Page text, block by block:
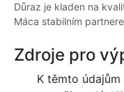
Důraz je kladen na
Máca stabilním
Zdroje pro
K těmto